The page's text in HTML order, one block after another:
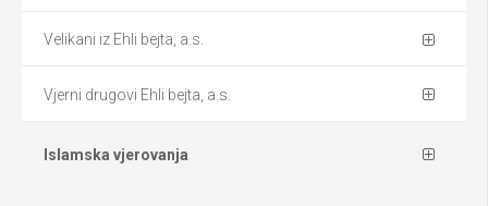
Velikani iz Ehli bejta, a.s.
Vjerni drugovi Ehli bejta, a.s.
Islamska vjerovanja